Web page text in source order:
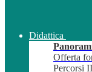
Didattica
Offerta
Percorsi